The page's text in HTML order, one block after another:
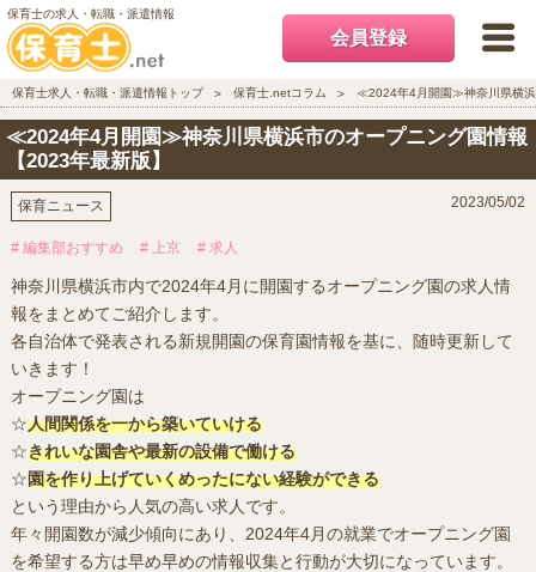
保育士の求人・転職・派遣情報
会員登録
保育士求人・転職・派遣情報トップ 保育士.netコラム ≪2024年4月開園≫神奈川県横浜
≪2024年4月開園≫神奈川県横浜市のオープニング園情報
【2023年最新版】
保育ニュース 2023/05/02
# 編集部おすすめ # 上京 # 求人
神奈川県横浜市内で2024年4月に開園するオープニング園の求人情
報をまとめてご紹介します。
各自治体で発表される新規開園の保育園情報を基に、随時更新して
いきます！
オープニング園は
☆人間関係を一から築いていける
☆きれいな園舎や最新の設備で働ける
☆園を作り上げていくめったにない経験ができる
という理由から人気の高い求人です。
年々開園数が減少傾向にあり、2024年4月の就業でオープニング園
を希望する方は早め早めの情報収集と行動が大切になっています。